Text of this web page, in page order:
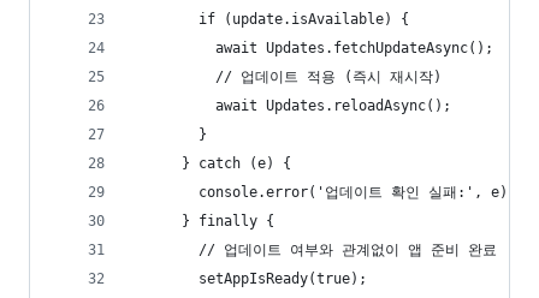
        if (update.isAvailable) {
          await Updates.fetchUpdateAsync();
          // 업데이트 적용 (즉시 재시작)
          await Updates.reloadAsync();
        }
      } catch (e) {
        console.error('업데이트 확인 실패:', e);
      } finally {
        // 업데이트 여부와 관계없이 앱 준비 완료
        setAppIsReady(true);